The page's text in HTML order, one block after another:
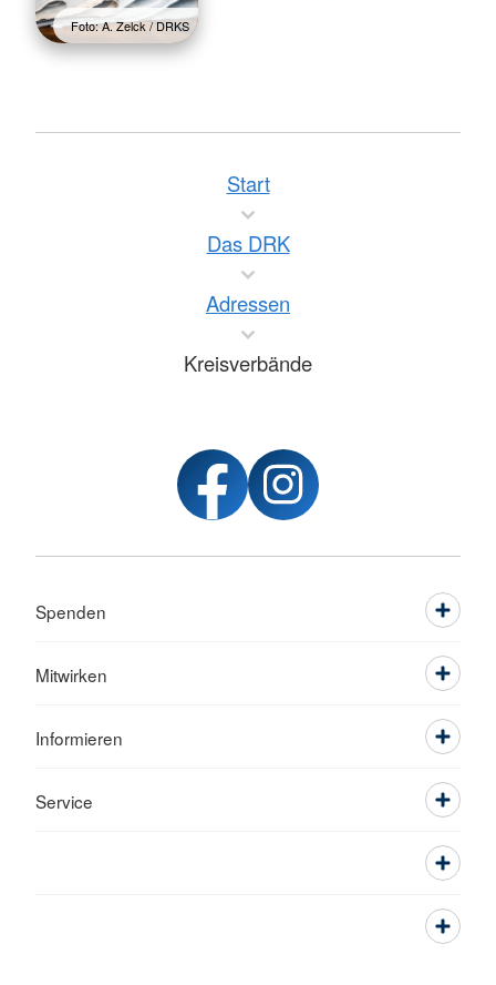
Foto: A. Zelck / DRKS
Start
Das DRK
Adressen
Kreisverbände
Spenden
Mitwirken
Informieren
Service